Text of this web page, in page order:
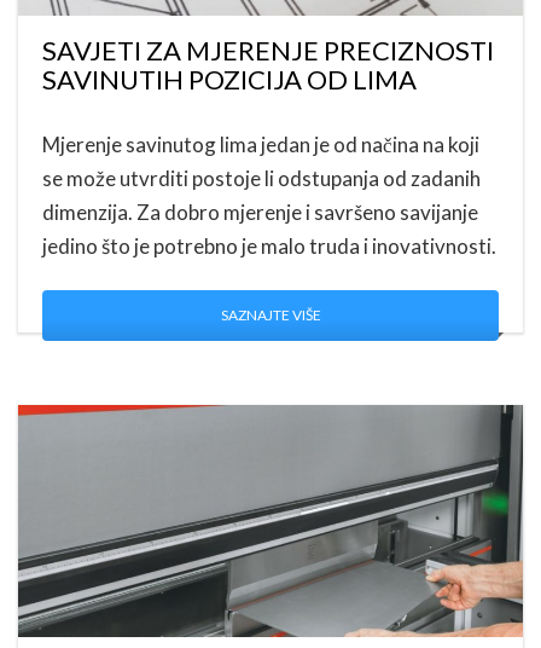
SAVJETI ZA MJERENJE PRECIZNOSTI
SAVINUTIH POZICIJA OD LIMA
Mjerenje savinutog lima jedan je od načina na koji
se može utvrditi postoje li odstupanja od zadanih
dimenzija. Za dobro mjerenje i savršeno savijanje
jedino što je potrebno je malo truda i inovativnosti.
SAZNAJTE VIŠE